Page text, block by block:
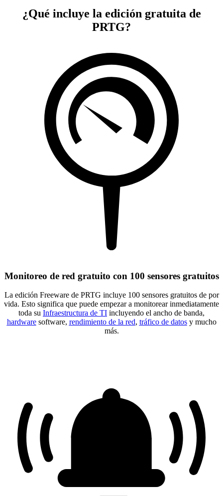
¿Qué incluye la edición gratuita de
PRTG?
Monitoreo de red gratuito con 100 sensores gratuitos
La edición Freeware de PRTG incluye 100 sensores gratuitos de por
vida. Esto significa que puede empezar a monitorear inmediatamente
toda su Infraestructura de TI incluyendo el ancho de banda,
hardwaresoftware, rendimiento de la red, tráfico de datosy mucho
más.